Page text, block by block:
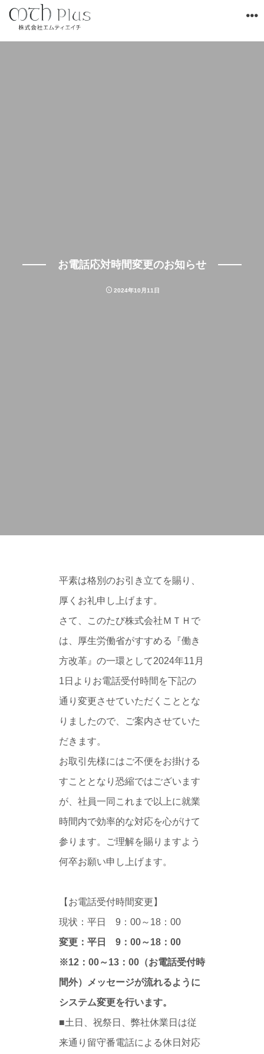
お電話応対時間変更のお知らせ
2024年10月11日
平素は格別のお引き立てを賜り、
厚くお礼申し上げます。
さて、このたび株式会社ＭＴＨで
は、厚生労働省がすすめる『働き
方改革』の一環として2024年11月
1日よりお電話受付時間を下記の
通り変更させていただくこととな
りましたので、ご案内させていた
だきます。
お取引先様にはご不便をお掛ける
すこととなり恐縮ではございます
が、社員一同これまで以上に就業
時間内で効率的な対応を心がけて
参ります。ご理解を賜りますよう
何卒お願い申し上げます。
【お電話受付時間変更】
現状：平日 9：00～18：00
変更：平日 9：00～18：00
※12：00～13：00（お電話受付時
間外）メッセージが流れるように
システム変更を行います。
■土日、祝祭日、弊社休業日は従
来通り留守番電話による休日対応